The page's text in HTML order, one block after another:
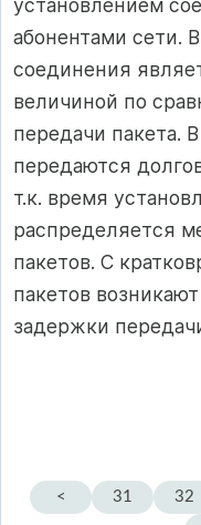
установлением
абонентами сети.
соединения
величиной по
передачи пакета.
передаются
т.к. время
распределяется
пакетов. С
пакетов
задержки
< 31 32